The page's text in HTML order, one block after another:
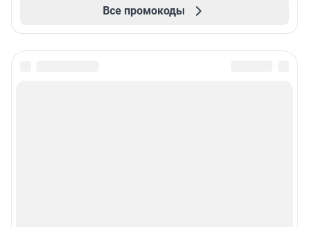
Все промокоды